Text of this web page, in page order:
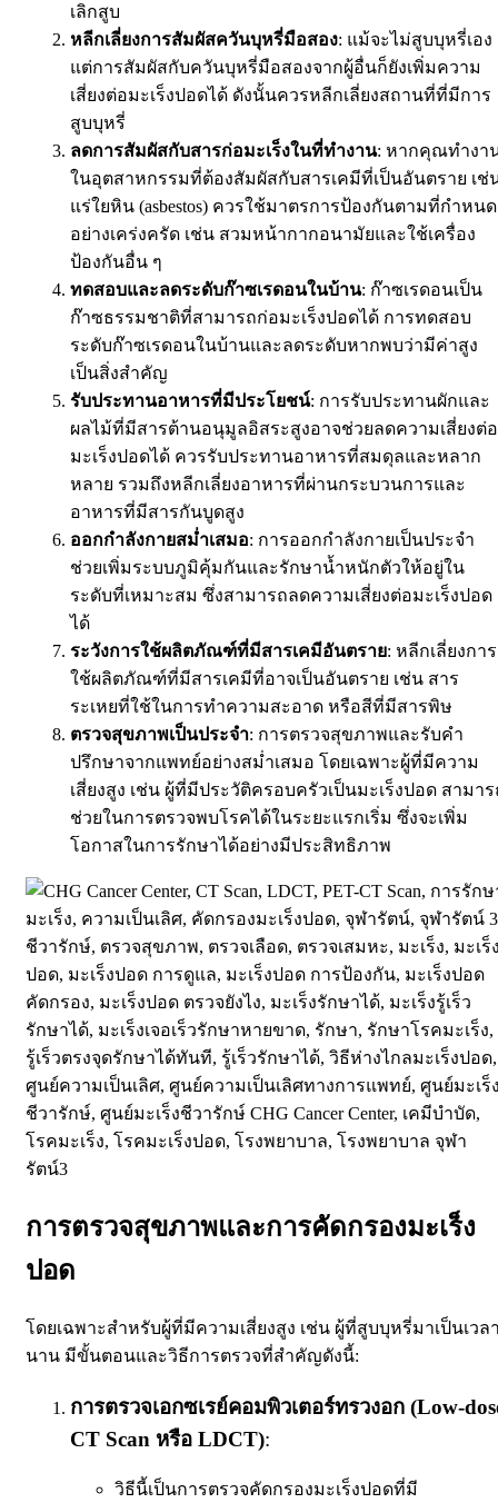
เลิกสูบ
หลีกเลี่ยงการสัมผัสควันบุหรี่มือสอง: แม้จะไม่สูบบุหรี่เอง
แต่การสัมผัสกับควันบุหรี่มือสองจากผู้อื่นก็ยังเพิ่มความ
เสี่ยงต่อมะเร็งปอดได้ ดังนั้นควรหลีกเลี่ยงสถานที่ที่มีการ
สูบบุหรี่
ลดการสัมผัสกับสารก่อมะเร็งในที่ทำงาน: หากคุณทำงา
ในอุตสาหกรรมที่ต้องสัมผัสกับสารเคมีที่เป็นอันตราย เช่
แร่ใยหิน (asbestos) ควรใช้มาตรการป้องกันตามที่กำหนด
อย่างเคร่งครัด เช่น สวมหน้ากากอนามัยและใช้เครื่อง
ป้องกันอื่น ๆ
ทดสอบและลดระดับก๊าซเรดอนในบ้าน: ก๊าซเรดอนเป็น
ก๊าซธรรมชาติที่สามารถก่อมะเร็งปอดได้ การทดสอบ
ระดับก๊าซเรดอนในบ้านและลดระดับหากพบว่ามีค่าสูง
เป็นสิ่งสำคัญ
รับประทานอาหารที่มีประโยชน์: การรับประทานผักและ
ผลไม้ที่มีสารต้านอนุมูลอิสระสูงอาจช่วยลดความเสี่ยงต่อ
มะเร็งปอดได้ ควรรับประทานอาหารที่สมดุลและหลาก
หลาย รวมถึงหลีกเลี่ยงอาหารที่ผ่านกระบวนการและ
อาหารที่มีสารกันบูดสูง
ออกกำลังกายสม่ำเสมอ: การออกกำลังกายเป็นประจำ
ช่วยเพิ่มระบบภูมิคุ้มกันและรักษาน้ำหนักตัวให้อยู่ใน
ระดับที่เหมาะสม ซึ่งสามารถลดความเสี่ยงต่อมะเร็งปอด
ได้
ระวังการใช้ผลิตภัณฑ์ที่มีสารเคมีอันตราย: หลีกเลี่ยงการ
ใช้ผลิตภัณฑ์ที่มีสารเคมีที่อาจเป็นอันตราย เช่น สาร
ระเหยที่ใช้ในการทำความสะอาด หรือสีที่มีสารพิษ
ตรวจสุขภาพเป็นประจำ: การตรวจสุขภาพและรับคำ
ปรึกษาจากแพทย์อย่างสม่ำเสมอ โดยเฉพาะผู้ที่มีความ
เสี่ยงสูง เช่น ผู้ที่มีประวัติครอบครัวเป็นมะเร็งปอด สามา
ช่วยในการตรวจพบโรคได้ในระยะแรกเริ่ม ซึ่งจะเพิ่ม
โอกาสในการรักษาได้อย่างมีประสิทธิภาพ
การตรวจสุขภาพและการคัดกรองมะเร็ง
ปอด
โดยเฉพาะสำหรับผู้ที่มีความเสี่ยงสูง เช่น ผู้ที่สูบบุหรี่มาเป็นเวล
นาน มีขั้นตอนและวิธีการตรวจที่สำคัญดังนี้:
การตรวจเอกซเรย์คอมพิวเตอร์ทรวงอก (Low-
CT Scan หรือ LDCT):
วิธีนี้เป็นการตรวจคัดกรองมะเร็งปอดที่มี